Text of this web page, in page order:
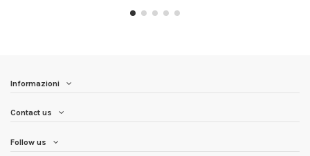
Informazioni
Contact us
Follow us